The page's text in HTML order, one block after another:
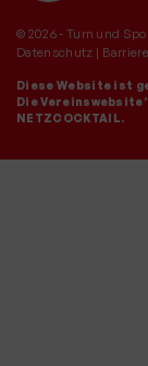
© 2026 - Turn und
Datenschutz |
Diese Website ist
Die
NETZCOCKTAIL.